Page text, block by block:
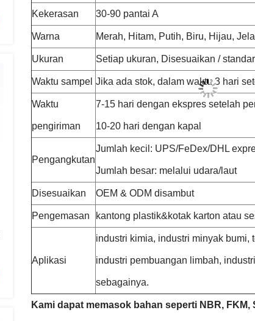
Kekerasan 30-90 pantai A
Warna Merah, Hitam, Putih, Biru, Hijau,
Ukuran Setiap ukuran, Disesuaikan /
Waktu sampel Jika ada stok, dalam waktu 3 hari
Waktu
pengiriman
7-15 hari dengan ekspres setelah
10-20 hari dengan kapal
Pengangkutan
Jumlah kecil: UPS/FeDex/DHL
Jumlah besar: melalui udara/laut
Disesuaikan OEM & ODM disambut
Pengemasan kantong plastik&kotak karton atau
Aplikasi
industri kimia, industri minyak bumi,
industri pembuangan limbah,
sebagainya.
Kami dapat memasok bahan seperti NBR, FKM,